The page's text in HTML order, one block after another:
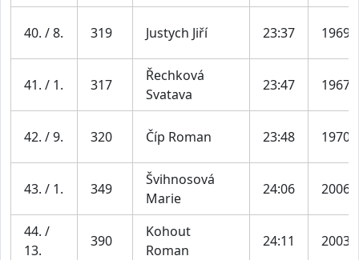
40. / 8. 319 Justych Jiří 23:37 1969
41. / 1. 317
Řechková
Svatava
23:47 1967
42. / 9. 320 Číp Roman 23:48 1970
43. / 1. 349
Švihnosová
Marie
24:06 2006
44. /
13.
390
Kohout
Roman
24:11 2003